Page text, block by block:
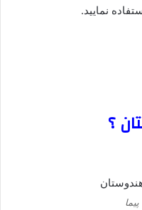
نمایید.
؟